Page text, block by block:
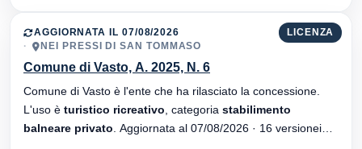
LICENZA
AGGIORNATA IL 07/08/2026
NEI PRESSI DI SAN TOMMASO
Comune di Vasto, A. 2025, N. 6
Comune di Vasto è l'ente che ha rilasciato la concessione.
L'uso è turistico ricreativo , categoria stabilimento
balneare privato